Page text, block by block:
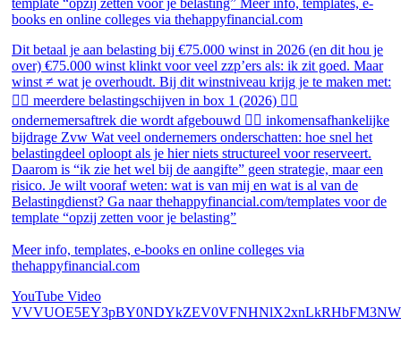
Dit betaal je aan belasting bij €75.000 winst in 2026 (en dit hou je
over) €75.000 winst klinkt voor veel zzp’ers als: ik zit goed. Maar
winst ≠ wat je overhoudt. Bij dit winstniveau krijg je te maken met:
👉🏻 meerdere belastingschijven in box 1 (2026) 👉🏻
ondernemersaftrek die wordt afgebouwd 👉🏻 inkomensafhankelijke
bijdrage Zvw Wat veel ondernemers onderschatten: hoe snel het
belastingdeel oploopt als je hier niets structureel voor reserveert.
Daarom is “ik zie het wel bij de aangifte” geen strategie, maar een
risico. Je wilt vooraf weten: wat is van mij en wat is al van de
Belastingdienst? Ga naar thehappyfinancial.com/templates voor de
template “opzij zetten voor je belasting”
Meer info, templates, e-books en online colleges via
thehappyfinancial.com
YouTube Video